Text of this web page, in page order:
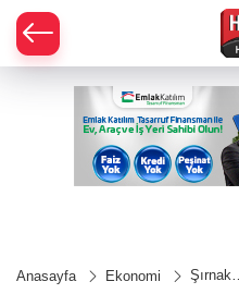
Anasayfa Ekonomi